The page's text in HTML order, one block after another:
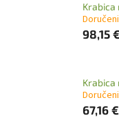
Krabica
98,15
Krabica
67,16 €